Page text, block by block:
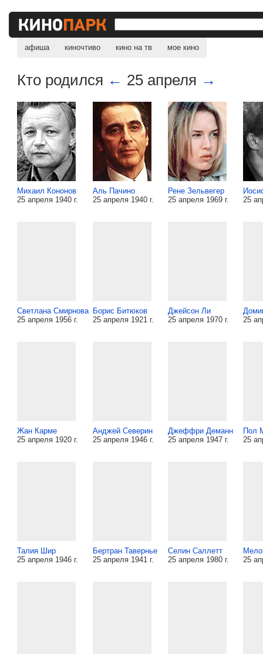
афиша киночтиво кино на тв мое кино
Кто родился ← 25 апреля →
Михаил Кононов
25 апреля 1940 г.
Аль Пачино
25 апреля 1940 г.
Рене Зельвегер
25 апреля 1969 г.
25
Светлана Смирнова
25 апреля 1956 г.
Борис Битюков
25 апреля 1921 г.
Джейсон Ли
25 апреля 1970 г.
25
Жан Карме
25 апреля 1920 г.
Анджей Северин
25 апреля 1946 г.
Джеффри Деманн
25 апреля 1947 г.
Пол
25
Талия Шир
25 апреля 1946 г.
Бертран Тавернье
25 апреля 1941 г.
Селин Саллетт
25 апреля 1980 г.
25